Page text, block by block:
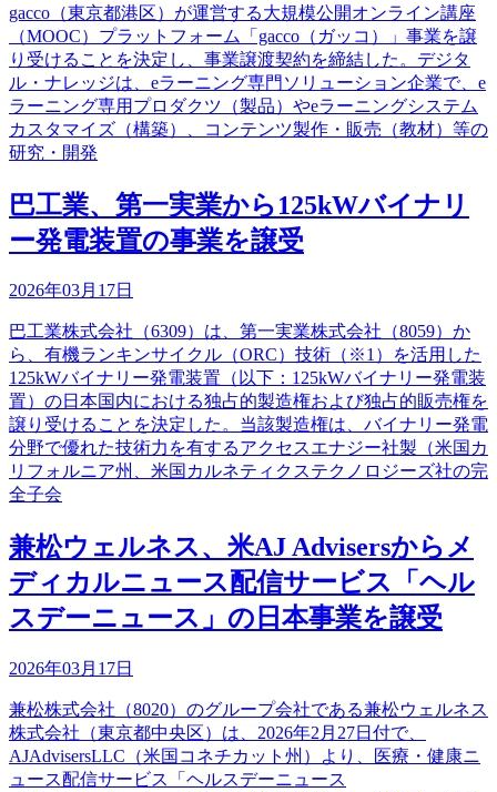
gacco（東京都港区）が運営する大規模公開オンライン講座
（MOOC）プラットフォーム「gacco（ガッコ）」事業を譲
り受けることを決定し、事業譲渡契約を締結した。デジタ
ル・ナレッジは、eラーニング専門ソリューション企業で、e
ラーニング専用プロダクツ（製品）やeラーニングシステム
カスタマイズ（構築）、コンテンツ製作・販売（教材）等の
研究・開発
巴工業、第一実業から125kWバイナリ
ー発電装置の事業を譲受
2026年03月17日
巴工業株式会社（6309）は、第一実業株式会社（8059）か
ら、有機ランキンサイクル（ORC）技術（※1）を活用した
125kWバイナリー発電装置（以下：125kWバイナリー発電装
置）の日本国内における独占的製造権および独占的販売権を
譲り受けることを決定した。当該製造権は、バイナリー発電
分野で優れた技術力を有するアクセスエナジー社製（米国カ
リフォルニア州、米国カルネティクステクノロジーズ社の完
全子会
兼松ウェルネス、米AJ Advisersからメ
ディカルニュース配信サービス「ヘル
スデーニュース」の日本事業を譲受
2026年03月17日
兼松株式会社（8020）のグループ会社である兼松ウェルネス
株式会社（東京都中央区）は、2026年2月27日付で、
AJAdvisersLLC（米国コネチカット州）より、医療・健康ニ
ュース配信サービス「ヘルスデーニュース